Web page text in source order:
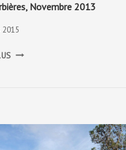
Novembre 2013
CORBIÈRES,